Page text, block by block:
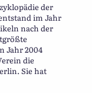
der
im Jahr
nach der
Jahr 2004
die
Sie hat